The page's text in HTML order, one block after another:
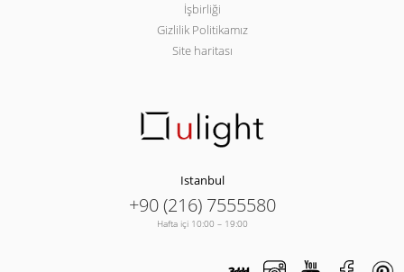
İşbirliği
Gizlilik Politikamız
Site haritası
Istanbul
+90 (216) 7555580
Hafta içi 10:00 – 19:00